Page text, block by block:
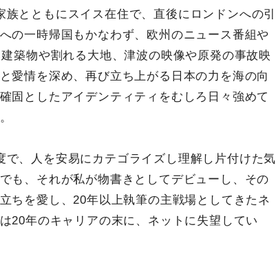
とともにスイス在住で、直後にロンドンへの引
の一時帰国もかなわず、欧州のニュース番組や
築物や割れる大地、津波の映像や原発の事故映
愛情を深め、再び立ち上がる日本の力を海の向
固としたアイデンティティをむしろ日々強めて
、人を安易にカテゴライズし理解し片付けた気
も、それが私が物書きとしてデビューし、その
ちを愛し、20年以上執筆の主戦場としてきたネ
20年のキャリアの末に、ネットに失望してい